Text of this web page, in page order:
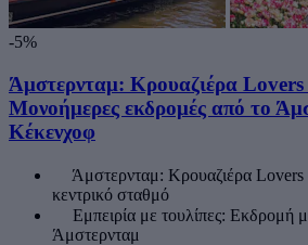
-5%
Άμστερνταμ: Κρουαζιέρα Lovers
Μονοήμερες εκδρομές από το
Κέκενχοφ
Άμστερνταμ: Κρουαζιέρα Lovers
κεντρικό σταθμό
Εμπειρία με τουλίπες: Εκδρομή
Άμστερνταμ